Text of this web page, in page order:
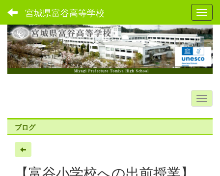
宮城県富谷高等学校
ブログ
【富谷小学校への出前授業】